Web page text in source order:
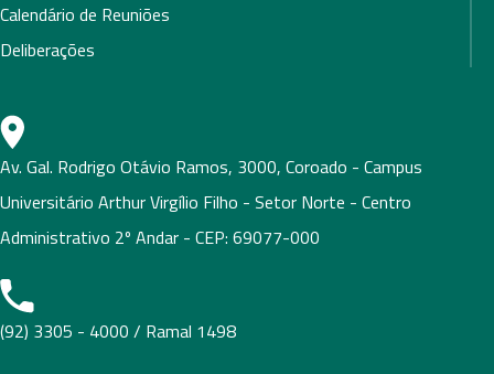
Calendário de Reuniões
Deliberações
Av. Gal. Rodrigo Otávio Ramos, 3000, Coroado - Campus
Universitário Arthur Virgílio Filho - Setor Norte - Centro
Administrativo 2º Andar - CEP: 69077-000
(92) 3305 - 4000 / Ramal 1498